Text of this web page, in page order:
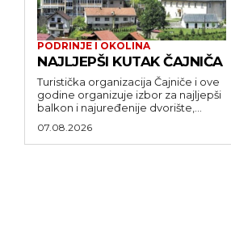
PODRINJE I OKOLINA
NAJLJEPŠI KUTAK ČAJNIČA
Turistička organizacija Čajniče i ove
godine organizuje izbor za najljepši
balkon i najuređenije dvorište,...
07.08.2026